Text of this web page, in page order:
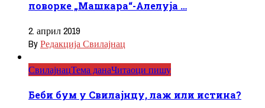
поворке „Машкара“-Алелуја …
2. април 2019
ByРедакција Свилајнац
СвилајнацТема данаЧитаоци пишу
Беби бум у Свилајнцу, лаж или истина?